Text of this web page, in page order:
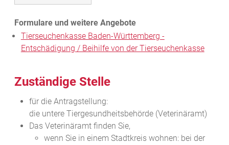
Tierseuchenkasse Baden-Württemberg -
Entschädigung / Beihilfe von der Tierseuchenkasse
Zuständige Stelle
für die Antragstellung:
die untere Tiergesundheitsbehörde (Veterinäramt)
Das Veterinäramt finden Sie,
wenn Sie in einem Stadtkreis wohnen: bei der